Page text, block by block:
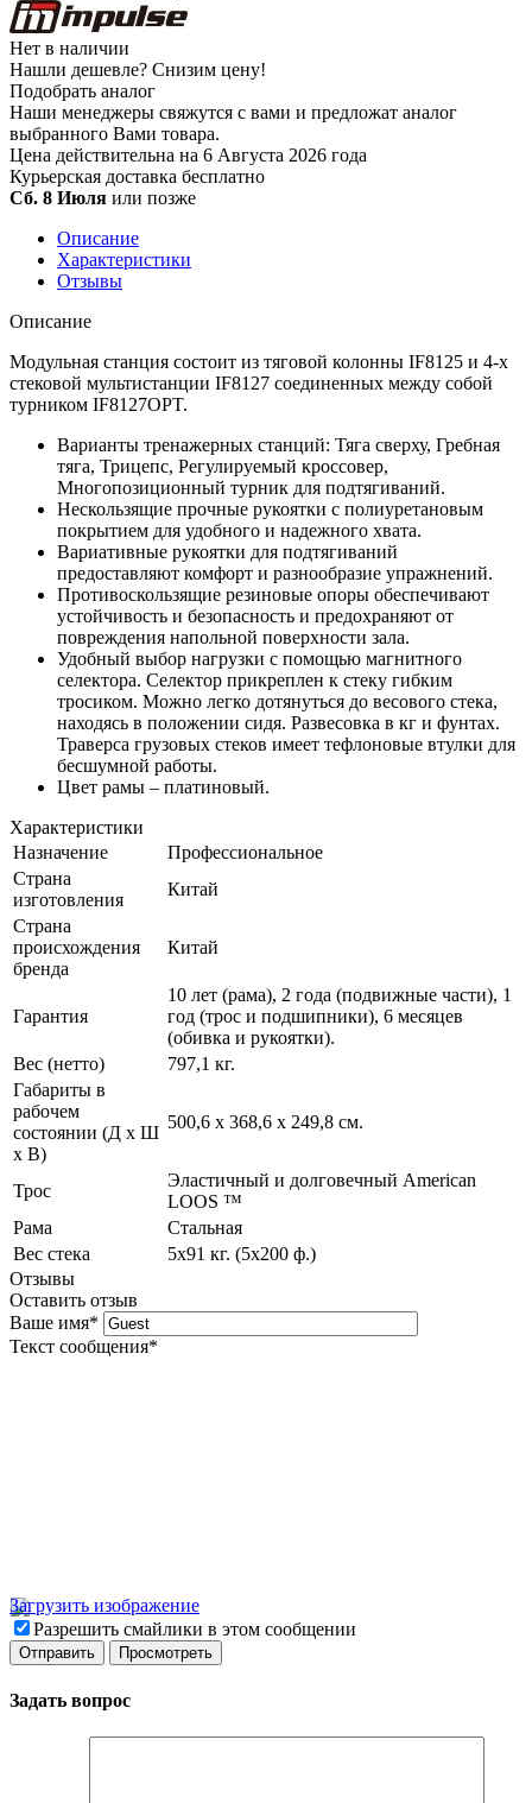
Нет в наличии
Нашли дешевле? Снизим цену!
Подобрать аналог
Наши менеджеры свяжутся с вами и предложат аналог
выбранного Вами товара.
Цена действительна на 6 Августа 2026 года
Курьерская доставка бесплатно
Сб. 8 Июля или позже
Описание
Характеристики
Отзывы
Описание
Модульная станция состоит из тяговой колонны IF8125 и 4-х
стековой мультистанции IF8127 соединенных между собой
турником IF8127OPT.
Варианты тренажерных станций: Тяга сверху, Гребная
тяга, Трицепс, Регулируемый кроссовер,
Многопозиционный турник для подтягиваний.
Нескользящие прочные рукоятки с полиуретановым
покрытием для удобного и надежного хвата.
Вариативные рукоятки для подтягиваний
предоставляют комфорт и разнообразие упражнений.
Противоскользящие резиновые опоры обеспечивают
устойчивость и безопасность и предохраняют от
повреждения напольной поверхности зала.
Удобный выбор нагрузки с помощью магнитного
селектора. Селектор прикреплен к стеку гибким
тросиком. Можно легко дотянуться до весового стека,
находясь в положении сидя. Развесовка в кг и фунтах.
Траверса грузовых стеков имеет тефлоновые втулки для
бесшумной работы.
Цвет рамы – платиновый.
Характеристики
Назначение
Профессиональное
Страна
изготовления
Китай
Страна
происхождения
бренда
Китай
Гарантия
10 лет (рама), 2 года (подвижные части), 1
год (трос и подшипники), 6 месяцев
(обивка и рукоятки).
Вес (нетто)
797,1 кг.
Габариты в
рабочем
состоянии (Д х Ш
х В)
500,6 х 368,6 х 249,8 см.
Трос
Эластичный и долговечный American
LOOS ™
Рама
Стальная
Вес стека
5х91 кг. (5х200 ф.)
Отзывы
Оставить отзыв
Ваше имя*
Текст сообщения*
Загрузить изображение
Разрешить смайлики в этом сообщении
Задать вопрос